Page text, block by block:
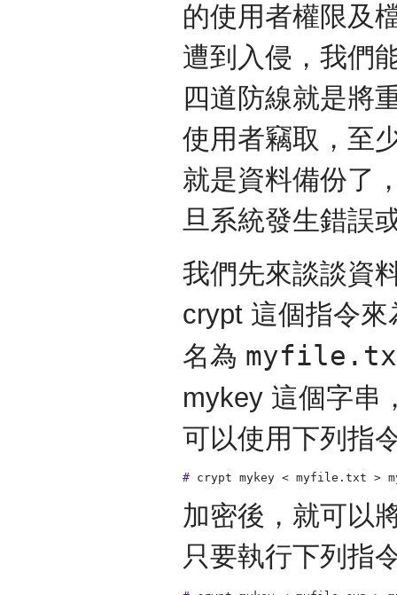
的使用者權限及
遭到入侵，我們
四道防線就是將
使用者竊取，至
就是資料備份了
旦系統發生錯誤
我們先來談談資
crypt 這個指令
名為
mykey 這個字串
可以使用下列指
# crypt mykey < myfile.txt >
加密後，就可以
只要執行下列指